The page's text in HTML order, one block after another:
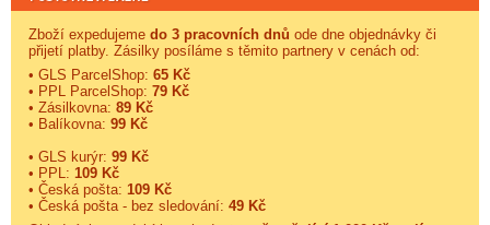
Zboží expedujeme do 3 pracovních dnů ode dne objednávky či
přijetí platby. Zásilky posíláme s těmito partnery v cenách od:
• GLS ParcelShop: 65 Kč
• PPL ParcelShop: 79 Kč
• Zásilkovna: 89 Kč
• Balíkovna: 99 Kč
• GLS kurýr: 99 Kč
• PPL: 109 Kč
• Česká pošta: 109 Kč
• Česká pošta - bez sledování: 49 Kč